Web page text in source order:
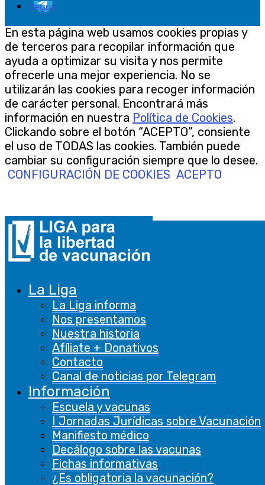
La Liga
La Liga informa
Nos presentamos
Nuestra historia
Afíliate + Donativos
Contacto
Canal de noticias por Telegram
Información
Escuela y vacunas
I Jornadas Jurídicas sobre Vacunación
Manifiesto médico
Decálogo sobre las vacunas
Fichas informativas
¿Es obligatoria la vacunación?
Seguir
En esta página web usamos cookies propias y
de terceros para recopilar información que
ayuda a optimizar su visita y nos permite
ofrecerle una mejor experiencia. No se
utilizarán las cookies para recoger información
de carácter personal. Encontrará más
información en nuestra Política de Cookies.
Clickando sobre el botón “ACEPTO”, consiente
el uso de TODAS las cookies. También puede
cambiar su configuración siempre que lo desee.
CONFIGURACIÓN DE COOKIES ACEPTO
Cerrar
Privacy Overview
Este sitio web utiliza cookies para
Necesarias
Necesarias
Siempre activado
Las cookies necesarias son absolutamente
esenciales para que el sitio web funcione
correctamente. Estas cookies garantizan
funcionalidades básicas y características de
seguridad del sitio web, de forma anónima.